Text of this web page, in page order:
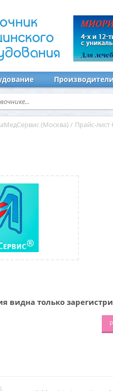
(Москва) / Прайс-
видна только